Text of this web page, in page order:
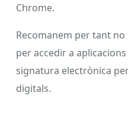
Chrome.
Recomanem per tant
per accedir a
signatura electrònica
digitals.